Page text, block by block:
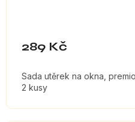
289 Kč
Sada utěrek na okna,
2 kusy